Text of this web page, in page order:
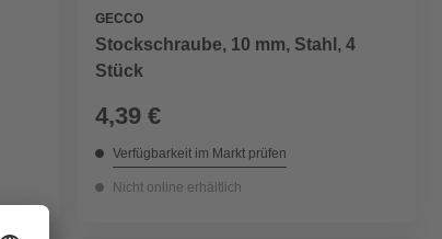
GECCO
Stockschraube, 10 mm, Stahl, 4
Stück
4,39 €
Verfügbarkeit im Markt prüfen
Nicht online erhältlich